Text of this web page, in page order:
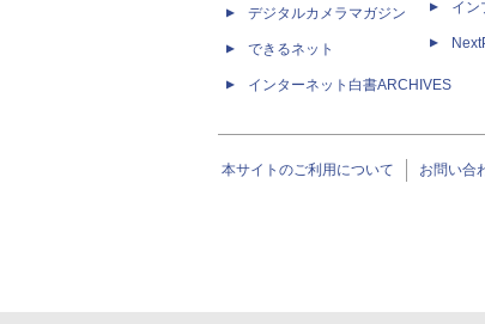
デジタルカメラマガジン
できるネット
インターネット白書ARCHIVES
イン
本サイトのご利用について お問い合